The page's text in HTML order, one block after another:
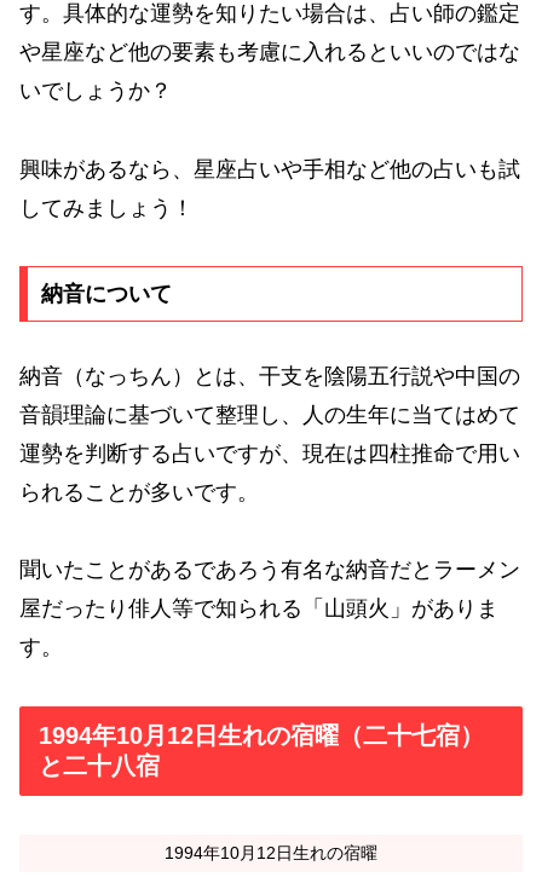
す。具体的な運勢を知りたい場合は、占い師の鑑定
や星座など他の要素も考慮に入れるといいのではな
いでしょうか？
興味があるなら、星座占いや手相など他の占いも試
してみましょう！
納音について
納音（なっちん）とは、干支を陰陽五行説や中国の
音韻理論に基づいて整理し、人の生年に当てはめて
運勢を判断する占いですが、現在は四柱推命で用い
られることが多いです。
聞いたことがあるであろう有名な納音だとラーメン
屋だったり俳人等で知られる「山頭火」がありま
す。
1994年10月12日生れの宿曜（二十七宿）
と二十八宿
1994年10月12日生れの宿曜